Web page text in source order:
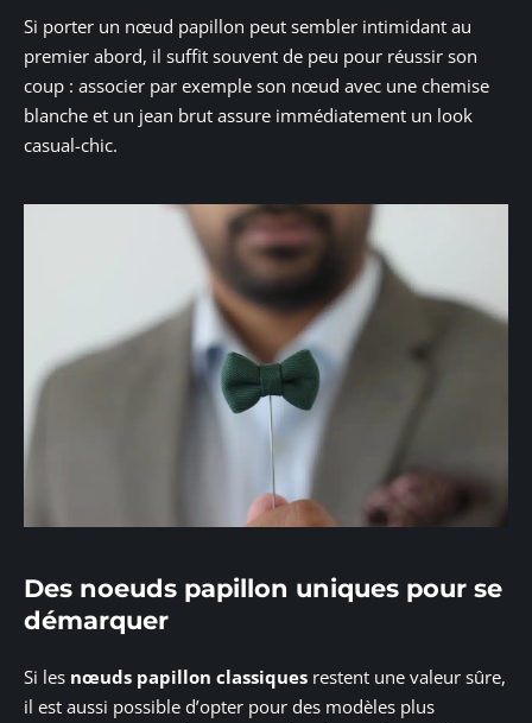
Si porter un nœud papillon peut sembler intimidant au
premier abord, il suffit souvent de peu pour réussir son
coup : associer par exemple son nœud avec une chemise
blanche et un jean brut assure immédiatement un look
casual-chic.
Des noeuds papillon uniques pour se
démarquer
Si les nœuds papillon classiques restent une valeur sûre,
il est aussi possible d’opter pour des modèles plus